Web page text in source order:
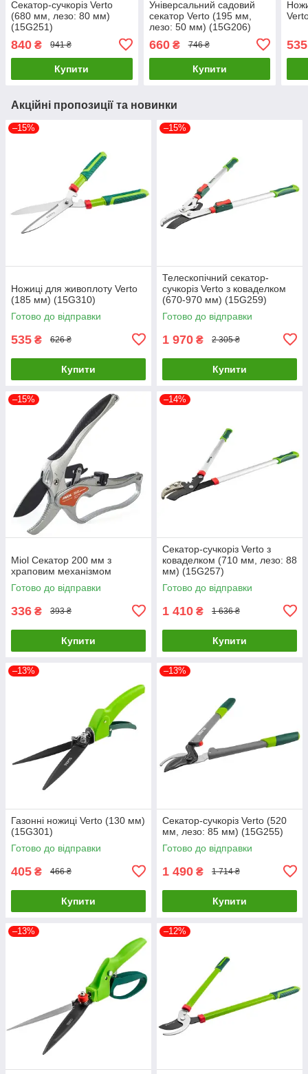
Секатор-сучкоріз Verto
(680 мм, лезо: 80 мм)
(15G251)
840 ₴ 941 ₴
Купити
Універсальний садовий
секатор Verto (195 мм,
лезо: 50 мм) (15G206)
660₴ 746 ₴
Купити
535
Акційні пропозиції та новинки
–15%
Ножиці для живоплоту Verto
(185 мм) (15G310)
Готово до відправки
535 ₴ 626 ₴
Купити
–15%
Телескопічний секатор-
сучкоріз Verto з коваделком
(670-970 мм) (15G259)
Готово до відправки
1 970 ₴ 2 305 ₴
Купити
–15%
Miol Секатор 200 мм з
храповим механізмом
Готово до відправки
336 ₴ 393 ₴
Купити
–14%
Секатор-сучкоріз Verto з
коваделком (710 мм, лезо: 88
мм) (15G257)
Готово до відправки
1 410 ₴ 1 636 ₴
Купити
–13%
Газонні ножиці Verto (130 мм)
(15G301)
Готово до відправки
405 ₴ 466 ₴
Купити
–13%
Секатор-сучкоріз Verto (520
мм, лезо: 85 мм) (15G255)
Готово до відправки
1 490 ₴ 1 714 ₴
Купити
–13% –12%